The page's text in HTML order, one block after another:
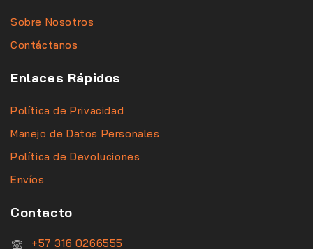
Sobre Nosotros
Contáctanos
Enlaces Rápidos
Política de Privacidad
Manejo de Datos Personales
Política de Devoluciones
Envíos
Contacto
‪+57 316 0266555‬